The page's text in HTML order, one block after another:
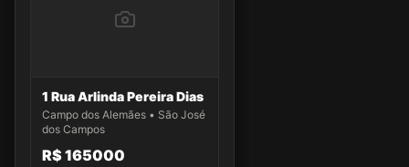
1 Rua Arlinda Pereira Dias
Campo dos Alemães • São José
dos Campos
R$ 165000